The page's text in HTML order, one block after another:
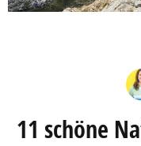
11 schöne